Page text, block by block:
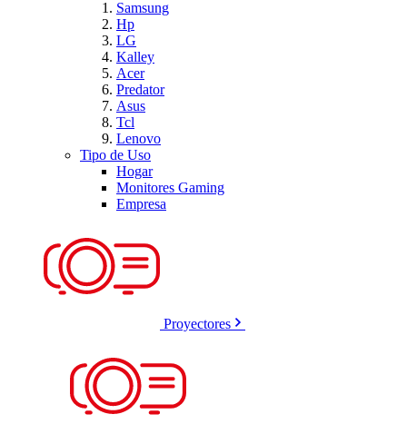
Samsung
Hp
LG
Kalley
Acer
Predator
Asus
Tcl
Lenovo
Tipo de Uso
Hogar
Monitores Gaming
Empresa
Proyectores